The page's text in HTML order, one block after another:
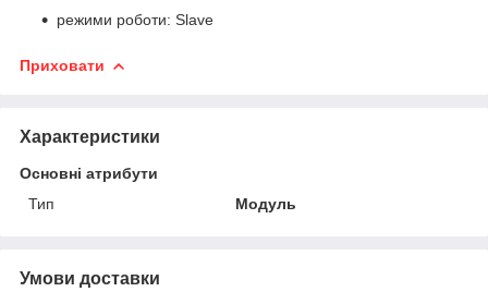
режими роботи: Slave
Приховати
Характеристики
Основні атрибути
Тип
Модуль
Умови доставки